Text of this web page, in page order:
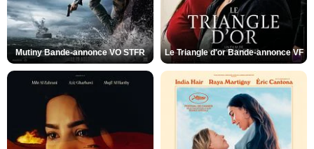
Mutiny Bande-annonce VO STFR Le Triangle d'or Bande-annonce VF